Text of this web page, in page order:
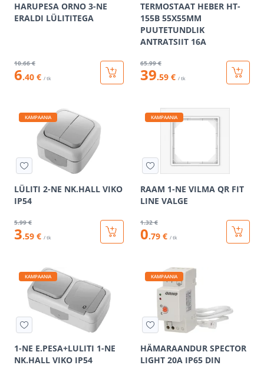
HARUPESA ORNO 3-NE
ERALDI LÜLITITEGA
10.66 €
6.40 € / tk
TERMOSTAAT HEBER HT-
155B 55X55MM
PUUTETUNDLIK
ANTRATSIIT 16A
65.99 €
39.59 € / tk
KAMPAANIA
LÜLITI 2-NE NK.HALL VIKO
IP54
5.99 €
3.59 € / tk
KAMPAANIA
RAAM 1-NE VILMA QR FIT
LINE VALGE
1.32 €
0.79 € / tk
KAMPAANIA
1-NE E.PESA+LULITI 1-NE
NK.HALL VIKO IP54
KAMPAANIA
HÄMARAANDUR SPECTOR
LIGHT 20A IP65 DIN